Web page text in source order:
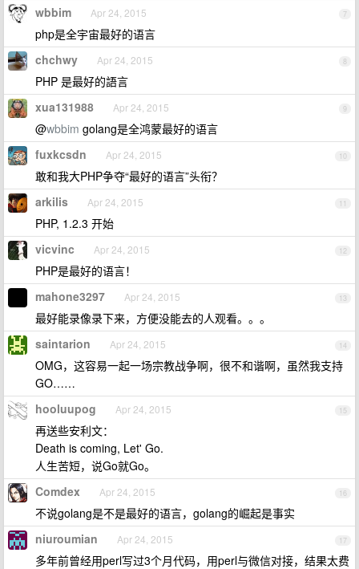
7
wbbim Apr 24, 2015
php是全宇宙最好的语言
8
chchwy Apr 24, 2015
PHP 是最好的語言
9
xua131988 Apr 24, 2015
@wbbim golang是全鸿蒙最好的语言
10
fuxkcsdn Apr 24, 2015
敢和我大PHP争夺“最好的语言”头衔？
11
arkilis Apr 24, 2015
PHP, 1.2.3 开始
12
vicvinc Apr 24, 2015
PHP是最好的语言！
13
mahone3297 Apr 24, 2015
最好能录像录下来，方便没能去的人观看。。。
14
saintarion Apr 24, 2015
OMG，这容易一起一场宗教战争啊，很不和谐啊，虽然我支持
GO……
15
hooluupog Apr 24, 2015
再送些安利文：
Death is coming, Let' Go.
人生苦短，说Go就Go。
16
Comdex Apr 24, 2015
不说golang是不是最好的语言，golang的崛起是事实
17
niuroumian Apr 24, 2015
多年前曾经用perl写过3个月代码，用perl与微信对接，结果太费